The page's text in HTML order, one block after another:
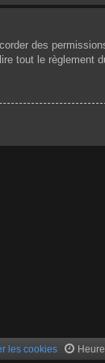
des
tout le règlement
les cookies